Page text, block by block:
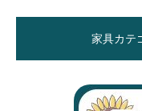
家具カテ